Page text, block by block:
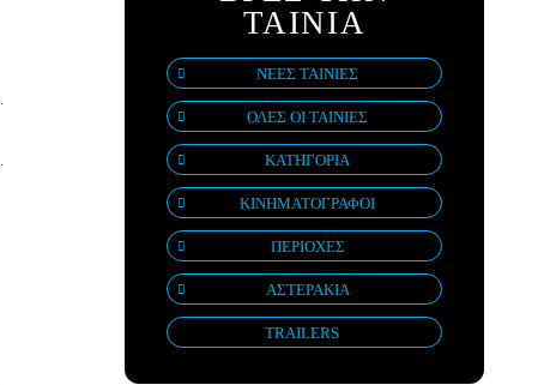
ΤΑΙΝΙΑ
ΝΕΕΣ ΤΑΙΝΙΕΣ
ΟΛΕΣ ΟΙ ΤΑΙΝΙΕΣ
ΚΑΤΗΓΟΡΙΑ
ΚΙΝΗΜΑΤΟΓΡΑΦΟΙ
ΠΕΡΙΟΧΕΣ
ΑΣΤΕΡΑΚΙΑ
TRAILERS